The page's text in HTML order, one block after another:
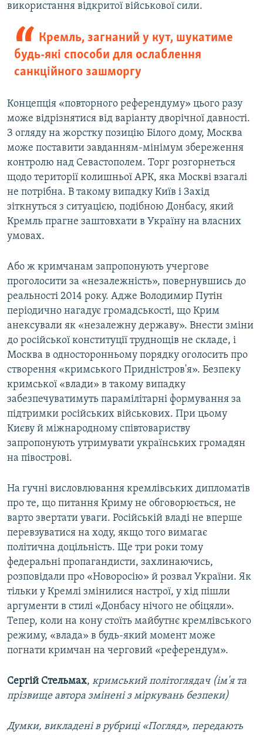
використання відкритої військової сили.
Кремль, загнаний у кут, шукатиме
будь-які способи для ослаблення
санкційного зашморгу
Концепція «повторного референдуму» цього разу
може відрізнятися від варіанту дворічної давності.
З огляду на жорстку позицію Білого дому, Москва
може поставити завданням-мінімум збереження
контролю над Севастополем. Торг розгорнеться
щодо території колишньої АРК, яка Москві взагалі
не потрібна. В такому випадку Київ і Захід
зіткнуться з ситуацією, подібною Донбасу, який
Кремль прагне заштовхати в Україну на власних
умовах.
Або ж кримчанам запропонують учергове
проголосити за «незалежність», повернувшись до
реальності 2014 року. Адже Володимир Путін
періодично нагадує громадськості, що Крим
анексували як «незалежну державу». Внести зміни
до російської конституції труднощів не складе, і
Москва в односторонньому порядку оголосить про
створення «кримського Придністров'я». Безпеку
кримської «влади» в такому випадку
забезпечуватимуть парамілітарні формування за
підтримки російських військових. При цьому
Києву й міжнародному співтовариству
запропонують утримувати українських громадян
на півострові.
На гучні висловлювання кремлівських дипломатів
про те, що питання Криму не обговорюється, не
варто звертати уваги. Російській владі не вперше
перевзуватися на ходу, якщо того вимагає
політична доцільність. Ще три роки тому
федеральні пропагандисти, захлинаючись,
розповідали про «Новоросію» й розвал України. Як
тільки у Кремлі змінилися настрої, у хід пішли
аргументи в стилі «Донбасу нічого не обіцяли».
Тепер, коли на кону стоїть майбутнє кремлівського
режиму, «влада» в будь-який момент може
погнати кримчан на черговий «референдум».
Сергій Стельмах, кримський політоглядач (ім'я та
прізвище автора змінені з міркувань безпеки)
Думки, викладені в рубриці «Погляд», передають